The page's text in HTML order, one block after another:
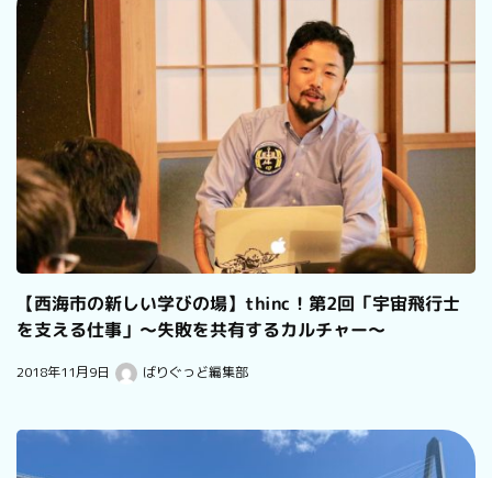
【西海市の新しい学びの場】thinc！第2回「宇宙飛行士
を支える仕事」〜失敗を共有するカルチャー〜
2018年11月9日 ばりぐっど編集部